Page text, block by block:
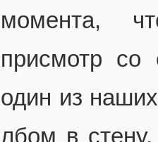
момента,
присмотр со
один из
лбом в